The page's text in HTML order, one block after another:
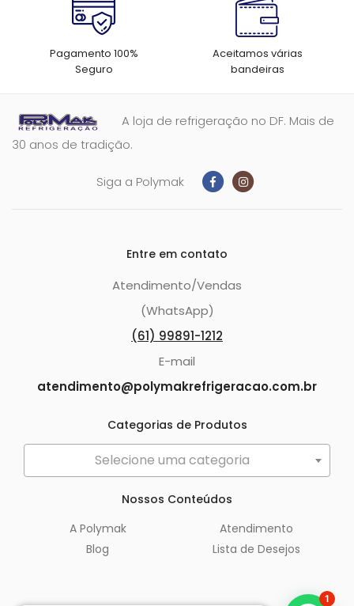
Pagamento 100%
Seguro
Aceitamos várias
bandeiras
A loja de refrigeração no DF. Mais de
30 anos de tradição.
Siga a Polymak
Entre em contato
Atendimento/Vendas
(WhatsApp)
(61) 99891-1212
E-mail
atendimento@polymakrefrigeracao.com.br
Categorias de Produtos
Selecione uma categoria
Nossos Conteúdos
A Polymak
Blog
Atendimento
Lista de Desejos
1